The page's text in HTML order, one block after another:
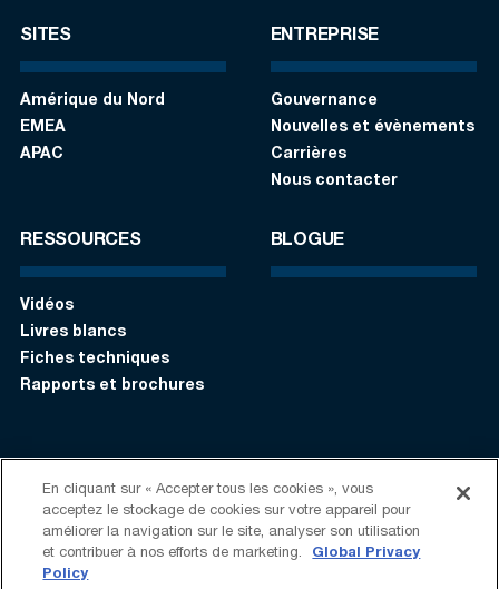
SITES
Amérique du Nord
EMEA
APAC
ENTREPRISE
Gouvernance
Nouvelles et évènements
Carrières
Nous contacter
RESSOURCES
Vidéos
Livres blancs
Fiches techniques
Rapports et brochures
BLOGUE
S’identifier Contactez-nous: +1 (408) 748-9830
Suivez-nous:
En cliquant sur « Accepter tous les cookies », vous
acceptez le stockage de cookies sur votre appareil pour
améliorer la navigation sur le site, analyser son utilisation
et contribuer à nos efforts de marketing.
Global Privacy
Policy